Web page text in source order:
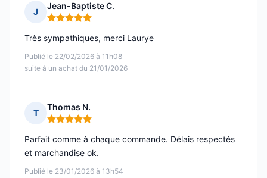
J
Jean-Baptiste C.
Note : 5 sur 5
Publié le 22/02/2026 à 11h08
suite à un achat du 21/01/2026
Très sympathiques, merci Laurye
T
Thomas N.
Note : 5 sur 5
Publié le 23/01/2026 à 13h54
Parfait comme à chaque commande. Délais respectés
et marchandise ok.